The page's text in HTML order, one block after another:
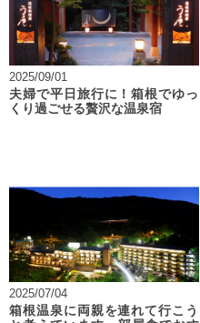
2025/09/01
夫婦で平日旅行に！箱根でゆっ
くり過ごせる贅沢な温泉宿
2025/07/04
箱根温泉に両親を連れて行こう